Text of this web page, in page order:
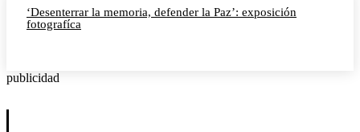
‘Desenterrar la memoria, defender la Paz’: exposición
fotografíca
publicidad